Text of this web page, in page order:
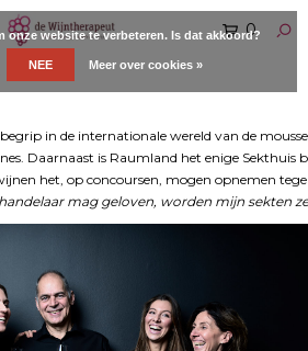
0
Raumland
begrip in de internationale wereld van de
Daarnaast is Raumland het enige
het, op concoursen, mogen opnemen
mag geloven, worden mijn sekten
onze website te verbeteren. Is dat akkoord?
NEE Meer over cookies »